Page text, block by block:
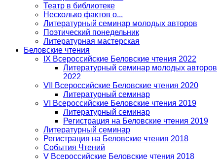
Театр в библиотеке
Несколько фактов о...
Литературный семинар молодых авторов
Поэтический понедельник
Литературная мастерская
Беловские чтения
IX Всероссийские Беловские чтения 2022
Литературный семинар молодых авторов
2022
VII Всероссийские Беловские чтения 2020
Литературный семинар
VI Всероссийские Беловские чтения 2019
Литературный семинар
Регистрация на Беловские чтения 2019
Литературный семинар
Регистрация на Беловские чтения 2018
События Чтений
V Всероссийские Беловские чтения 2018